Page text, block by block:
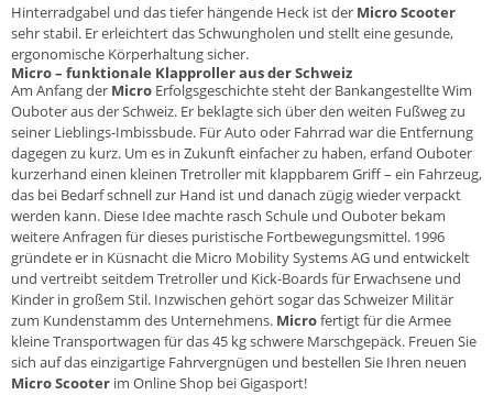
Hinterradgabel und das tiefer hängende Heck ist der Micro Scooter
sehr stabil. Er erleichtert das Schwungholen und stellt eine gesunde,
ergonomische Körperhaltung sicher.
Micro – funktionale Klapproller aus der Schweiz
Am Anfang der Micro Erfolgsgeschichte steht der Bankangestellte Wim
Ouboter aus der Schweiz. Er beklagte sich über den weiten Fußweg zu
seiner Lieblings-Imbissbude. Für Auto oder Fahrrad war die Entfernung
dagegen zu kurz. Um es in Zukunft einfacher zu haben, erfand Ouboter
kurzerhand einen kleinen Tretroller mit klappbarem Griff – ein Fahrzeug,
das bei Bedarf schnell zur Hand ist und danach zügig wieder verpackt
werden kann. Diese Idee machte rasch Schule und Ouboter bekam
weitere Anfragen für dieses puristische Fortbewegungsmittel. 1996
gründete er in Küsnacht die Micro Mobility Systems AG und entwickelt
und vertreibt seitdem Tretroller und Kick-Boards für Erwachsene und
Kinder in großem Stil. Inzwischen gehört sogar das Schweizer Militär
zum Kundenstamm des Unternehmens. Microfertigt für die Armee
kleine Transportwagen für das 45 kg schwere Marschgepäck. Freuen Sie
sich auf das einzigartige Fahrvergnügen und bestellen Sie Ihren neuen
Micro Scooter im Online Shop bei Gigasport!